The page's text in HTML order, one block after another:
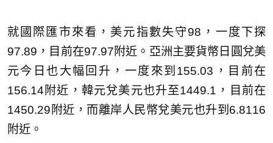
就國際匯市來看，美元指數失守98，一度下探
97.89，目前在97.97附近。亞洲主要貨幣日圓兌美
元今日也大幅回升，一度來到155.03，目前在
156.14附近，韓元兌美元也升至1449.1，目前在
1450.29附近，而離岸人民幣兌美元也升到6.8116
附近。